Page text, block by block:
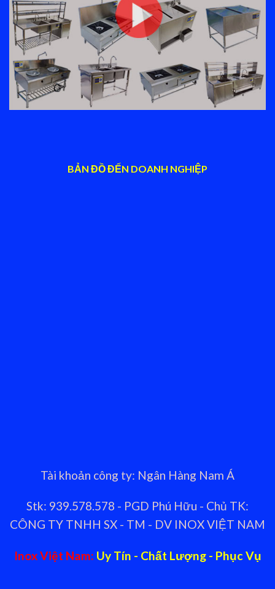
BẢN ĐỒ ĐẾN DOANH NGHIỆP
Tài khoản công ty: Ngân Hàng Nam Á
Stk: 939.578.578 - PGD Phú Hữu - Chủ TK:
CÔNG TY TNHH SX - TM - DV INOX VIỆT NAM
Inox Việt Nam: Uy Tín - Chất Lượng - Phục Vụ